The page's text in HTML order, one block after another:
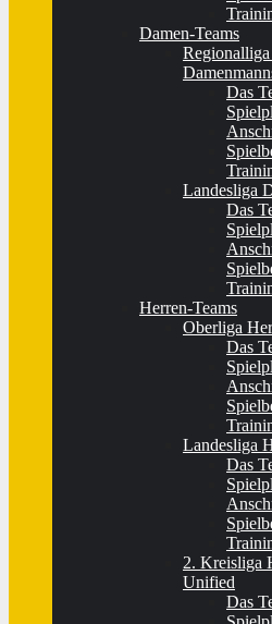
Damen-Teams
Das
Landesliga
Das
Herren-Teams
Oberliga
Das
Landesliga
Das
2. Kreisliga
Unified
Das